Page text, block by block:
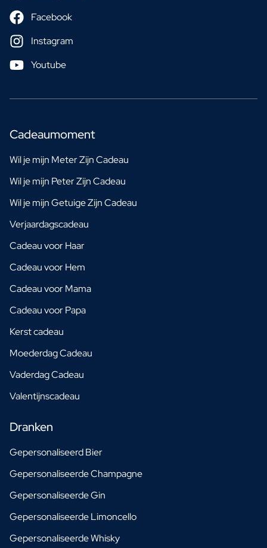
Facebook
Instagram
Youtube
Cadeaumoment
Wil je mijn Meter Zijn Cadeau
Wil je mijn Peter Zijn Cadeau
Wil je mijn Getuige Zijn Cadeau
Verjaardagscadeau
Cadeau voor Haar
Cadeau voor Hem
Cadeau voor Mama
Cadeau voor Papa
Kerst cadeau
Moederdag Cadeau
Vaderdag Cadeau
Valentijnscadeau
Dranken
Gepersonaliseerd Bier
Gepersonaliseerde Champagne
Gepersonaliseerde Gin
Gepersonaliseerde Limoncello
Gepersonaliseerde Whisky